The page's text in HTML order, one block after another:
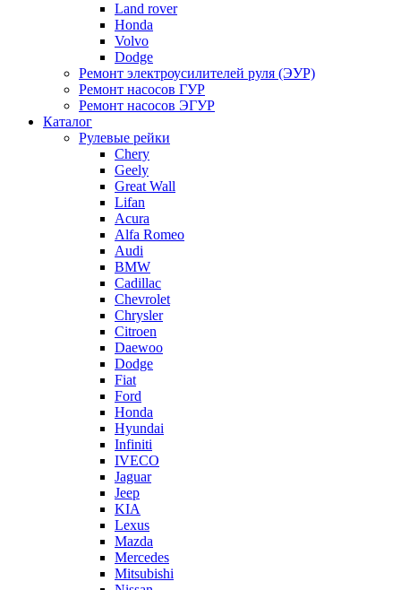
Land rover
Honda
Volvo
Dodge
Ремонт электроусилителей руля (ЭУР)
Ремонт насосов ГУР
Ремонт насосов ЭГУР
Каталог
Рулевые рейки
Chery
Geely
Great Wall
Lifan
Acura
Alfa Romeo
Audi
BMW
Cadillac
Chevrolet
Chrysler
Citroen
Daewoo
Dodge
Fiat
Ford
Honda
Hyundai
Infiniti
IVECO
Jaguar
Jeep
KIA
Lexus
Mazda
Mercedes
Mitsubishi